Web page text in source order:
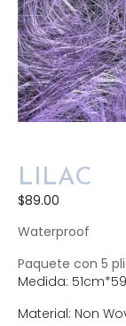
LILAC
$89.00
Waterproof
Paquete con 5
Medida:
Material: Non